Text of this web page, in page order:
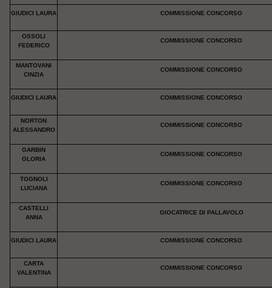
GIUDICI LAURA COMMISSIONE CONCORSO
OSSOLI
FEDERICO
COMMISSIONE CONCORSO
MANTOVANI
CINZIA
COMMISSIONE CONCORSO
GIUDICI LAURA COMMISSIONE CONCORSO
NORTON
ALESSANDRO
COMMISSIONE CONCORSO
GARBIN
GLORIA
COMMISSIONE CONCORSO
TOGNOLI
LUCIANA
COMMISSIONE CONCORSO
CASTELLI
ANNA
GIOCATRICE DI PALLAVOLO
GIUDICI LAURA COMMISSIONE CONCORSO
CARTA
VALENTINA
COMMISSIONE CONCORSO